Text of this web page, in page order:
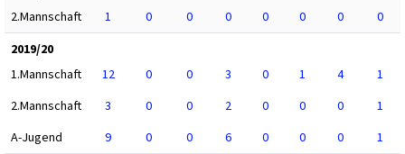
2.Mannschaft
1 0 0 0 0 0 0
0
2019/20
1.Mannschaft
12 0 0 3 0 1 4
1
2.Mannschaft
3 0 0 2 0 0 0
1
A-Jugend
9 0 0 6 0 0 0
1